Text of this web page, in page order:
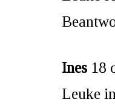
Ines 18
Leuke